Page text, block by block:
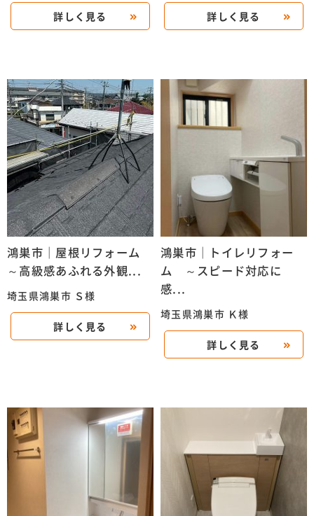
詳しく見る 詳しく見る
鴻巣市｜屋根リフォーム
～高級感あふれる外観...
埼玉県鴻巣市 Ｓ様
詳しく見る
鴻巣市｜トイレリフォー
ム ～スピード対応に
感...
埼玉県鴻巣市 Ｋ様
詳しく見る